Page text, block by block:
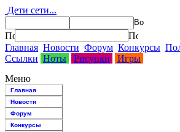
Дети сети...
Главная Новости Форум Конкурсы
Ссылки Ноты Рисунки
Игры
Меню
Главная
Новости
Форум
Конкурсы